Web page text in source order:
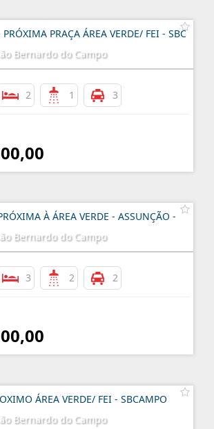
PRÓXIMA PRAÇA ÁREA VERDE/ FEI - SBC
Bernardo do Campo
2 1 3
À ÁREA VERDE - ASSUNÇÃO -
Bernardo do Campo
3 2 2
ÁREA VERDE/ FEI - SBCAMPO
Bernardo do Campo